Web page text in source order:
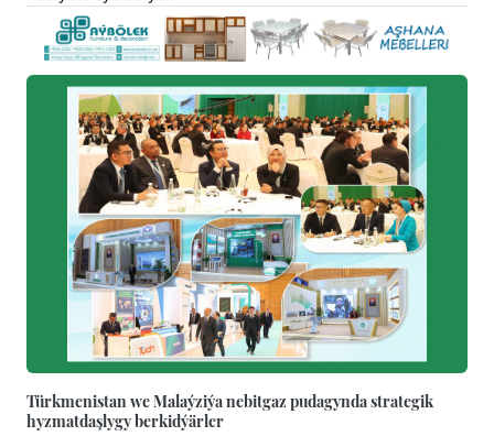
Türkmenistan we Malaýziýa nebitgaz pudagynda strategik
hyzmatdaşlygy berkidýärler